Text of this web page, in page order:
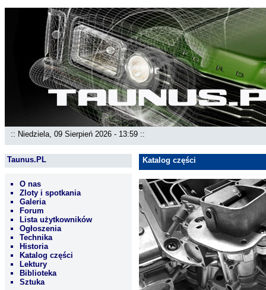
:: Niedziela, 09 Sierpień 2026 - 13:59 ::
Taunus.PL
O nas
Zloty i spotkania
Galeria
Forum
Lista użytkowników
Ogłoszenia
Technika
Historia
Katalog części
Lektury
Biblioteka
Sztuka
Katalog części